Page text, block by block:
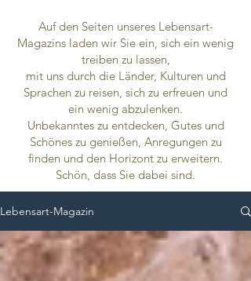
Auf den Seiten unseres Lebensart-
Magazins laden wir Sie ein, sich ein wenig
treiben zu lassen,
mit uns durch die Länder, Kulturen und
Sprachen zu reisen, sich zu erfreuen und
ein wenig abzulenken.
Unbekanntes zu entdecken, Gutes und
Schönes zu genießen, Anregungen zu
finden und den Horizont zu erweitern.
Schön, dass Sie dabei sind.
Lebensart-Magazin